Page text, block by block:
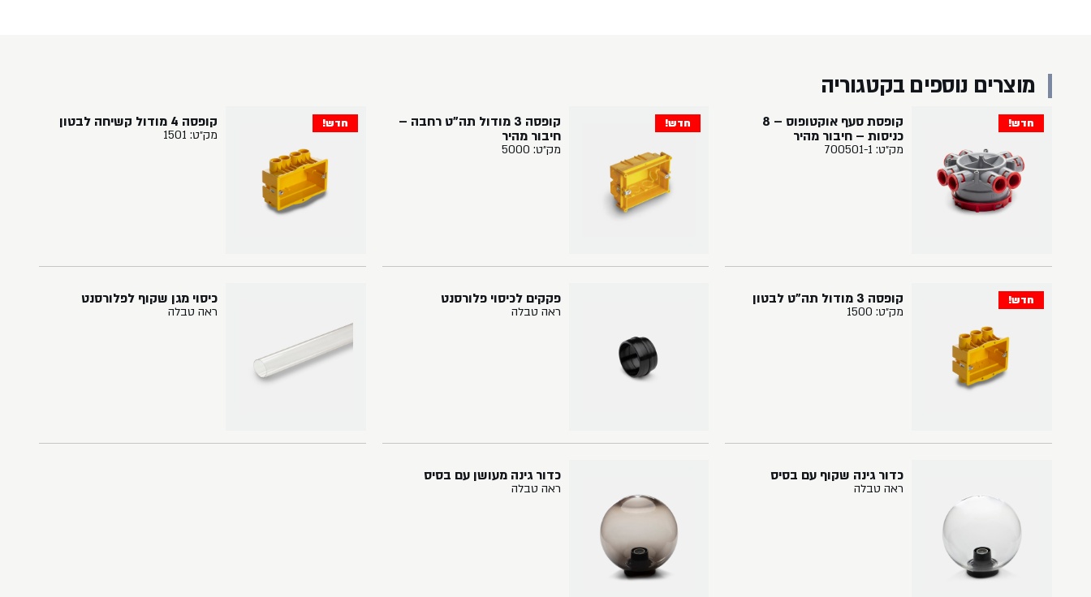
מוצרים נוספים בקטגוריה
חדש!
קופסת סעף אוקטופוס – 8
כניסות – חיבור מהיר
מק״ט: 700501-1
חדש!
קופסה 3 מודול תה"ט רחבה –
חיבור מהיר
מק״ט: 5000
חדש! קופסה 4 מודול קשיחה לבטון
מק״ט: 1501
חדש! קופסה 3 מודול תה"ט לבטון
מק״ט: 1500
פקקים לכיסוי פלורסנט
ראה טבלה
כיסוי מגן שקוף לפלורסנט
ראה טבלה
כדור גינה שקוף עם בסיס
ראה טבלה
כדור גינה מעושן עם בסיס
ראה טבלה